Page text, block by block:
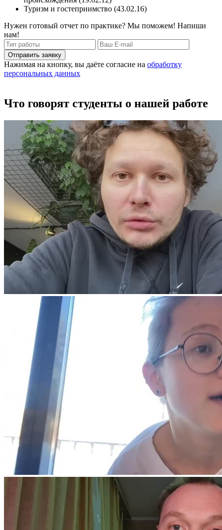
Туризм и гостеприимство (43.02.16)
Нужен готовый отчет по практике? Мы поможем! Напиши
нам!
Отправить заявку
Нажимая на кнопку, вы даёте согласие на обработку
персональных данных
Что говорят студенты о нашей работе